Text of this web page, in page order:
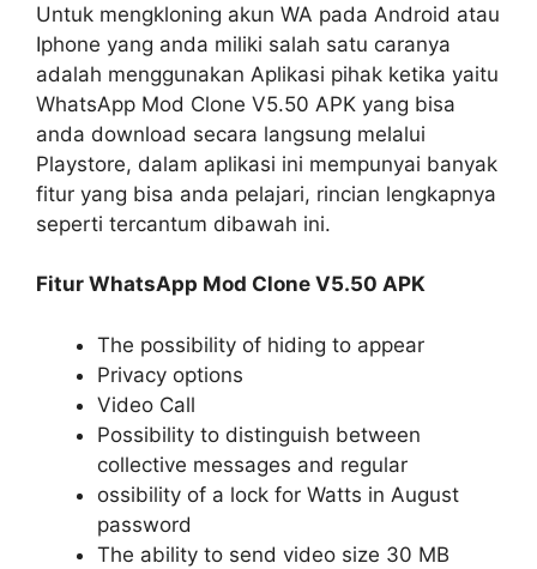
Untuk mengkloning akun WA pada Android atau
Iphone yang anda miliki salah satu caranya
adalah menggunakan Aplikasi pihak ketika yaitu
WhatsApp Mod Clone V5.50 APK yang bisa
anda download secara langsung melalui
Playstore, dalam aplikasi ini mempunyai banyak
fitur yang bisa anda pelajari, rincian lengkapnya
seperti tercantum dibawah ini.
Fitur WhatsApp Mod Clone V5.50 APK
The possibility of hiding to appear
Privacy options
Video Call
Possibility to distinguish between
collective messages and regular
ossibility of a lock for Watts in August
password
The ability to send video size 30 MB